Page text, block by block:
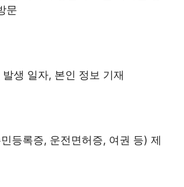
문
생 일자, 본인 정보 기재
등록증, 운전면허증, 여권 등) 제